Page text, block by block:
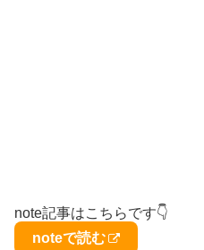
note記事はこちらです👇
noteで読む